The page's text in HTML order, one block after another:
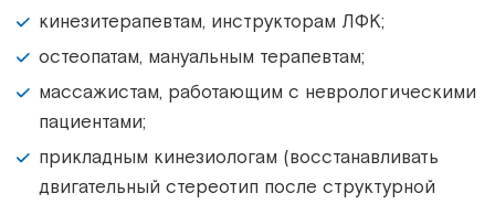
кинезитерапевтам, инструкторам ЛФК;
остеопатам, мануальным терапевтам;
массажистам, работающим с неврологическими
пациентами;
прикладным кинезиологам (восстанавливать
двигательный стереотип после структурной